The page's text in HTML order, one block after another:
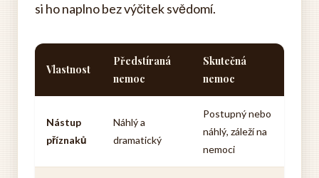
si ho naplno bez výčitek svědomí.
Vlastnost
Předstíraná
nemoc
Skutečná
nemoc
Nástup
příznaků
Náhlý a
dramatický
Postupný nebo
náhlý, záleží na
nemoci